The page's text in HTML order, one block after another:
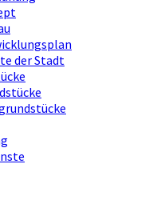
der Stadt